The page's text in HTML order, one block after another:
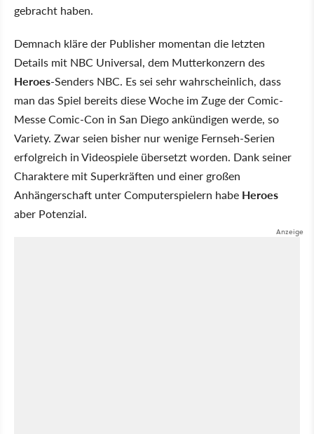
gebracht haben.
Demnach kläre der Publisher momentan die letzten
Details mit NBC Universal, dem Mutterkonzern des
Heroes-Senders NBC. Es sei sehr wahrscheinlich, dass
man das Spiel bereits diese Woche im Zuge der Comic-
Messe Comic-Con in San Diego ankündigen werde, so
Variety. Zwar seien bisher nur wenige Fernseh-Serien
erfolgreich in Videospiele übersetzt worden. Dank seiner
Charaktere mit Superkräften und einer großen
Anhängerschaft unter Computerspielern habe Heroes
aber Potenzial.